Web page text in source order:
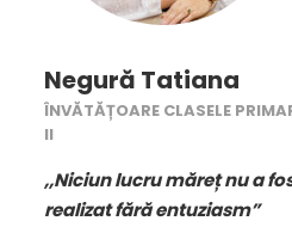
Negură Tatiana
ÎNVĂTĂȚOARE CLASELE
II
,,Niciun lucru măreț nu a
realizat fără entuziasm”